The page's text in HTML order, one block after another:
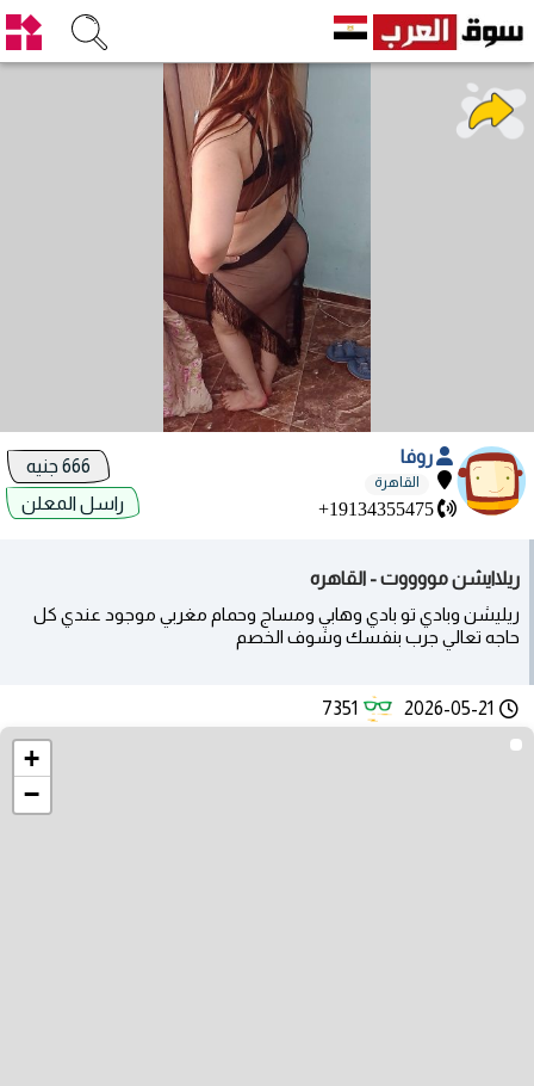
روفا
القاهرة
+19134355475
راسل المعلن
ريلاايشن مووووت - القاهره
ريليشن وبادي تو بادي وهابي ومساج وحمام مغربي موجود عندي كل
حاجه تعالي جرب بنفسك وشوف الخصم
2026-05-21
7351
+
−